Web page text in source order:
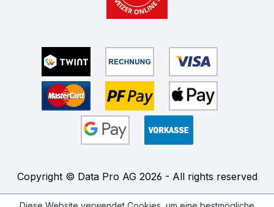
Copyright © Data Pro AG 2026 - All rights reserved